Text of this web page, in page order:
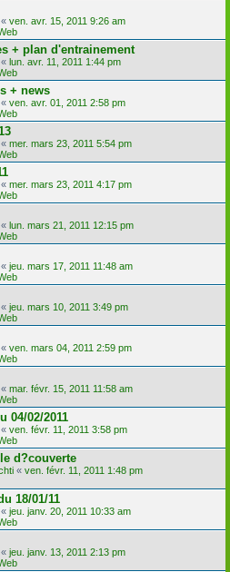
« ven. avr. 15, 2011 9:26 am
+ plan d'entrainement
« lun. avr. 11, 2011 1:44 pm
+ news
« ven. avr. 01, 2011 2:58 pm
« mer. mars 23, 2011 5:54 pm
« mer. mars 23, 2011 4:17 pm
« lun. mars 21, 2011 12:15 pm
« jeu. mars 17, 2011 11:48 am
« jeu. mars 10, 2011 3:49 pm
« ven. mars 04, 2011 2:59 pm
« mar. févr. 15, 2011 11:58 am
04/02/2011
« ven. févr. 11, 2011 3:58 pm
d?couverte
« ven. févr. 11, 2011 1:48 pm
18/01/11
« jeu. janv. 20, 2011 10:33 am
« jeu. janv. 13, 2011 2:13 pm